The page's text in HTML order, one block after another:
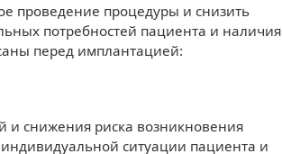
проведение процедуры и снизить
потребностей пациента и наличия
перед имплантацией:
и снижения риска возникновения
ситуации пациента и